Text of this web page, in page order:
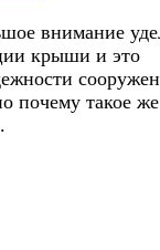
внимание
крыши и это
почему такое же